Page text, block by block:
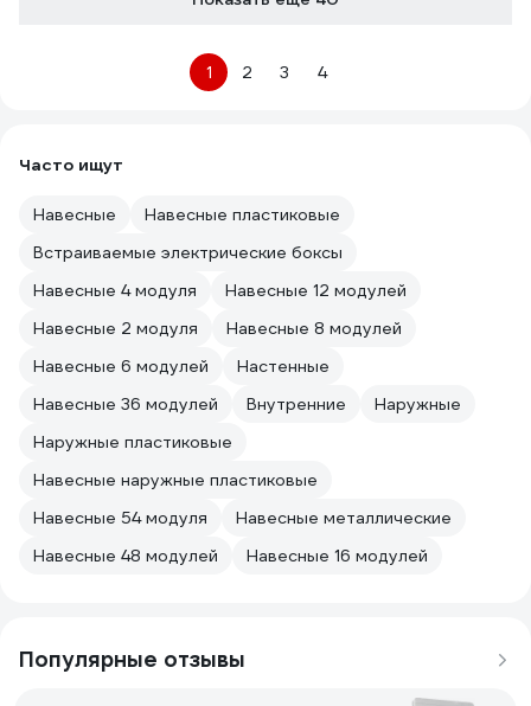
1 2 3 4
Часто ищут
Навесные
Навесные пластиковые
Встраиваемые электрические боксы
Навесные 4 модуля
Навесные 12 модулей
Навесные 2 модуля
Навесные 8 модулей
Навесные 6 модулей
Настенные
Навесные 36 модулей
Внутренние
Наружные
Наружные пластиковые
Навесные наружные пластиковые
Навесные 54 модуля
Навесные металлические
Навесные 48 модулей
Навесные 16 модулей
Популярные отзывы